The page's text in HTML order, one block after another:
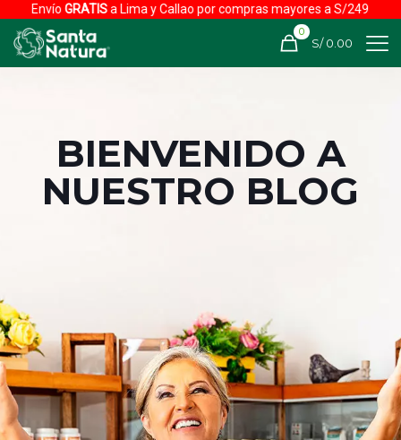
EnvíoGRATISa Lima y Callao por compras mayores a S/249
0
S/ 0.00
BIENVENIDO A
NUESTRO BLOG